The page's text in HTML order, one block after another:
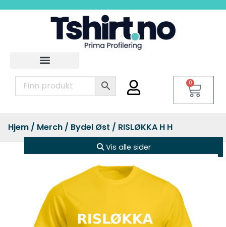
0
Hjem / Merch / Bydel Øst / RISLØKKA H H
Vis alle sider